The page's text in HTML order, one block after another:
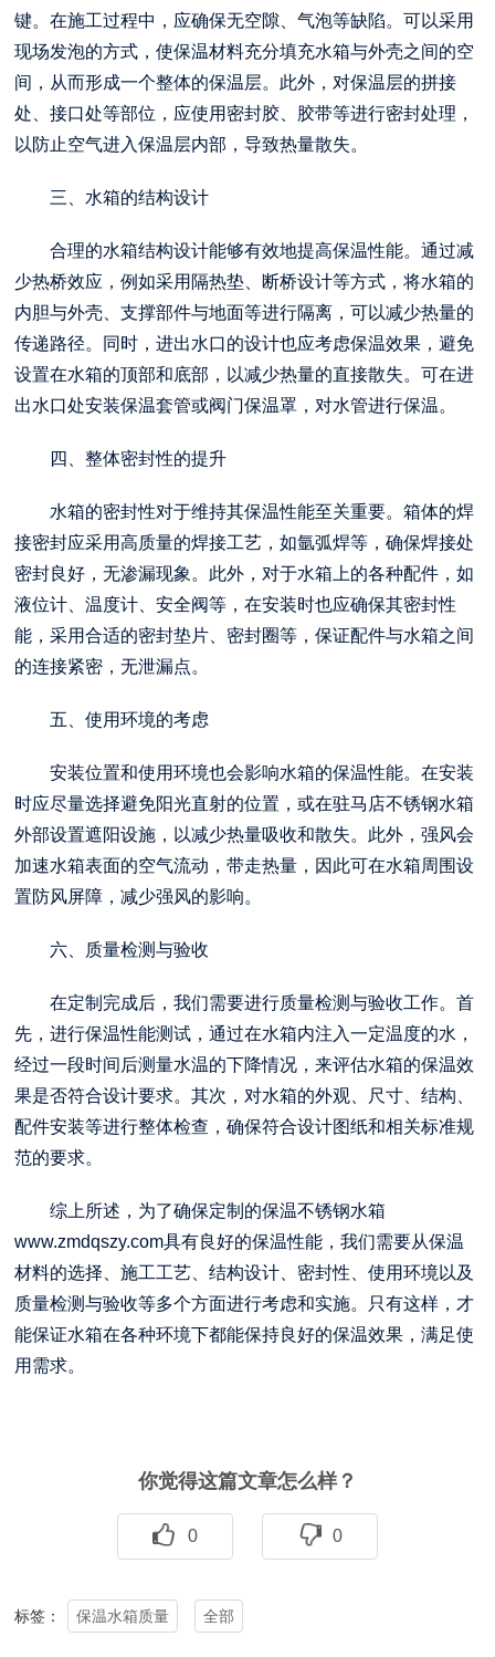
键。在施工过程中，应确保无空隙、气泡等缺陷。可以采用
现场发泡的方式，使保温材料充分填充水箱与外壳之间的空
间，从而形成一个整体的保温层。此外，对保温层的拼接
处、接口处等部位，应使用密封胶、胶带等进行密封处理，
以防止空气进入保温层内部，导致热量散失。
三、水箱的结构设计
合理的水箱结构设计能够有效地提高保温性能。通过减
少热桥效应，例如采用隔热垫、断桥设计等方式，将水箱的
内胆与外壳、支撑部件与地面等进行隔离，可以减少热量的
传递路径。同时，进出水口的设计也应考虑保温效果，避免
设置在水箱的顶部和底部，以减少热量的直接散失。可在进
出水口处安装保温套管或阀门保温罩，对水管进行保温。
四、整体密封性的提升
水箱的密封性对于维持其保温性能至关重要。箱体的焊
接密封应采用高质量的焊接工艺，如氩弧焊等，确保焊接处
密封良好，无渗漏现象。此外，对于水箱上的各种配件，如
液位计、温度计、安全阀等，在安装时也应确保其密封性
能，采用合适的密封垫片、密封圈等，保证配件与水箱之间
的连接紧密，无泄漏点。
五、使用环境的考虑
安装位置和使用环境也会影响水箱的保温性能。在安装
时应尽量选择避免阳光直射的位置，或在驻马店不锈钢水箱
外部设置遮阳设施，以减少热量吸收和散失。此外，强风会
加速水箱表面的空气流动，带走热量，因此可在水箱周围设
置防风屏障，减少强风的影响。
六、质量检测与验收
在定制完成后，我们需要进行质量检测与验收工作。首
先，进行保温性能测试，通过在水箱内注入一定温度的水，
经过一段时间后测量水温的下降情况，来评估水箱的保温效
果是否符合设计要求。其次，对水箱的外观、尺寸、结构、
配件安装等进行整体检查，确保符合设计图纸和相关标准规
范的要求。
综上所述，为了确保定制的保温不锈钢水箱
www.zmdqszy.com具有良好的保温性能，我们需要从保温
材料的选择、施工工艺、结构设计、密封性、使用环境以及
质量检测与验收等多个方面进行考虑和实施。只有这样，才
能保证水箱在各种环境下都能保持良好的保温效果，满足使
用需求。
你觉得这篇文章怎么样？
0 0
标签： 保温水箱质量 全部